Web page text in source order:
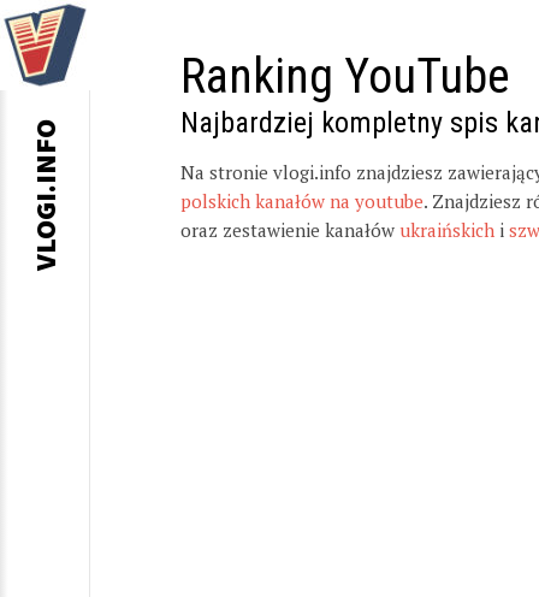
Ranking YouTube
Najbardziej kompletny spis
Na stronie vlogi.info znajdziesz
polskich kanałów na youtube. Znajdziesz
oraz zestawienie kanałów ukraińskich i
VLOGI.INFO